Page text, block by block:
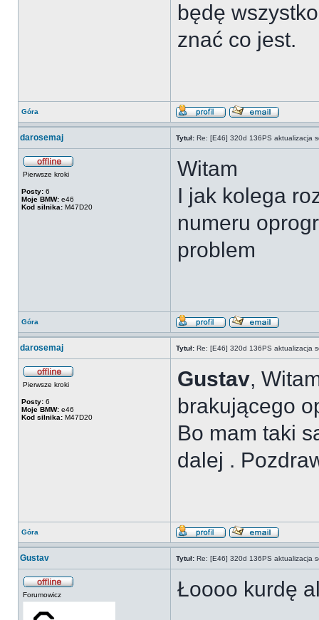
będę
znać co jest.
Góra
darosemaj Tytuł: Re: [E46] 320d 136PS aktualizacja
Pierwsze kroki
Posty: 6
Moje BMW: e46
Kod silnika: M47D20
Witam
I jak kolega
numeru
problem
Góra
darosemaj Tytuł: Re: [E46] 320d 136PS aktualizacja
Pierwsze kroki
Posty: 6
Moje BMW: e46
Kod silnika: M47D20
Gustav,
brakującego
Bo mam taki
dalej .
Góra
Gustav Tytuł: Re: [E46] 320d 136PS aktualizacja
Forumowicz Łoooo kurdę